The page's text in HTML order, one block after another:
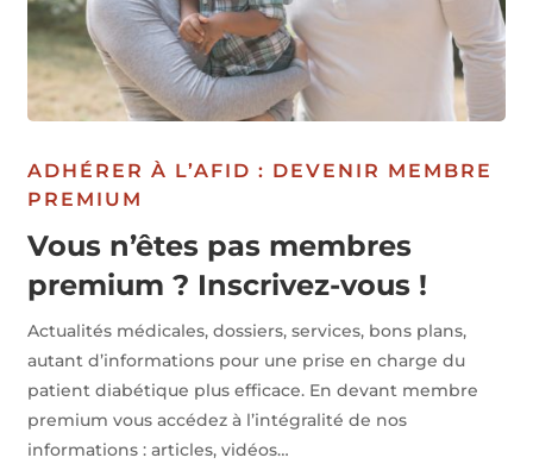
ADHÉRER À L’AFID : DEVENIR MEMBRE
PREMIUM
Vous n’êtes pas membres
premium ? Inscrivez-vous !
Actualités médicales, dossiers, services, bons plans,
autant d’informations pour une prise en charge du
patient diabétique plus efficace. En devant membre
premium vous accédez à l’intégralité de nos
informations : articles, vidéos…